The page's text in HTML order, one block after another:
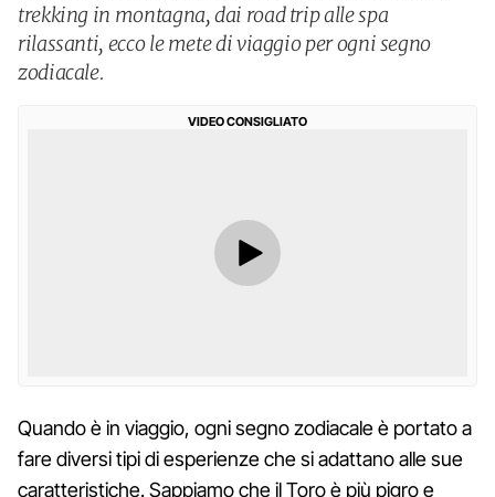
trekking in montagna, dai road trip alle spa
rilassanti, ecco le mete di viaggio per ogni segno
zodiacale.
VIDEO CONSIGLIATO
Quando è in viaggio, ogni segno zodiacale è portato a
fare diversi tipi di esperienze che si adattano alle sue
caratteristiche. Sappiamo che il Toro è più pigro e